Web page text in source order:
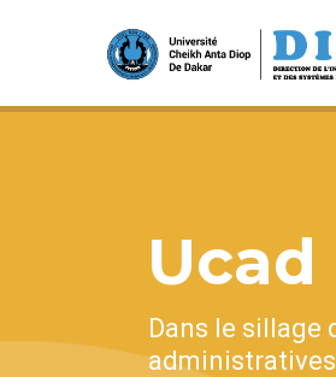
principal
Dans le sillage
administratives